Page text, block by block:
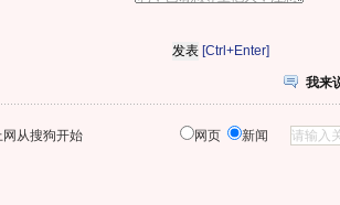
[Ctrl+Enter]
我来
网从搜狗开始 网页 新闻